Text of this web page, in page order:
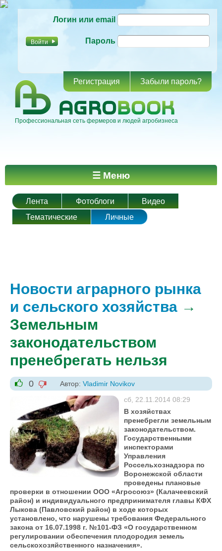
основному
Логин или email
Пароль
Регистрация Забыли пароль?
Профессиональная сеть фермеров и людей агробизнеса
Главное меню ☰ Меню
Лента Фотоблоги
Видео
Тематические
Личные
Новости аграрного рынка
и сельского хозяйства →
Земельным
законодательством
пренебрегать нельзя
+1
0
-1
Автор: Vladimir Novikov
сб, 22.11.2014 08:29
В хозяйствах
пренебрегли земельным
законодательством.
Государственными
инспекторами
Управления
Россельхознадзора по
Воронежской области
проведены плановые
проверки в отношении ООО «Агросоюз» (Калачеевский
район) и индивидуального предпринимателя главы КФХ
Лыкова (Павловский район) в ходе которых
установлено, что нарушены требования Федерального
закона от 16.07.1998 г. №101-ФЗ «О государственном
регулировании обеспечения плодородия земель
сельскохозяйственного назначения».